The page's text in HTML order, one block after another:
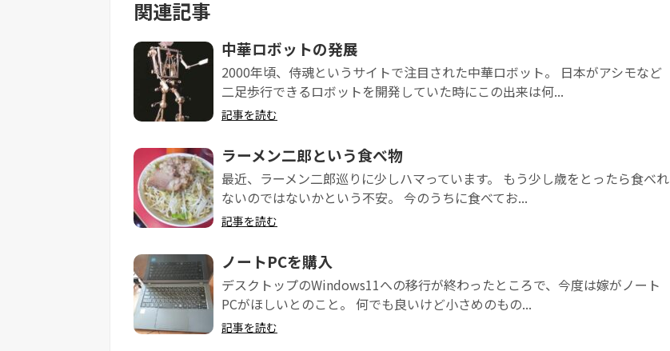
関連記事
中華ロボットの発展
2000年頃、侍魂というサイトで注目された中華ロボット。 日本がアシモなど
二足歩行できるロボットを開発していた時にこの出来は何...
記事を読む
ラーメン二郎という食べ物
最近、ラーメン二郎巡りに少しハマっています。 もう少し歳をとったら食べれ
ないのではないかという不安。 今のうちに食べてお...
記事を読む
ノートPCを購入
デスクトップのWindows11への移行が終わったところで、今度は嫁がノート
PCがほしいとのこと。 何でも良いけど小さめのもの...
記事を読む